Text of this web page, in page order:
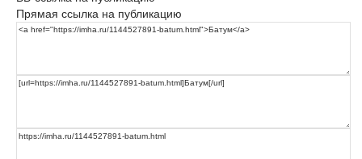
Прямая ссылка на публикацию